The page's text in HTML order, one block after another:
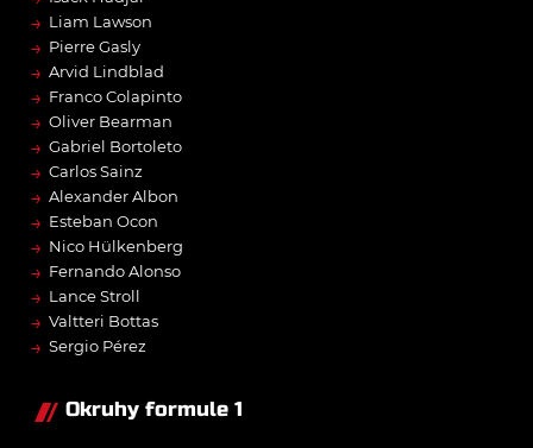
→ Liam Lawson
→ Pierre Gasly
→ Arvid Lindblad
→ Franco Colapinto
→ Oliver Bearman
→ Gabriel Bortoleto
→ Carlos Sainz
→ Alexander Albon
→ Esteban Ocon
→ Nico Hülkenberg
→ Fernando Alonso
→ Lance Stroll
→ Valtteri Bottas
→ Sergio Pérez
Okruhy formule 1